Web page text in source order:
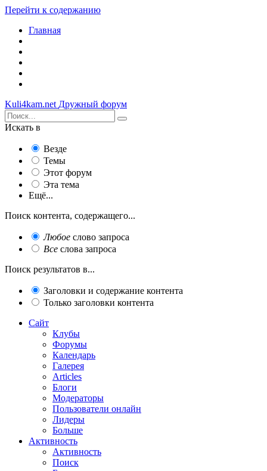
Перейти к содержанию
Главная
Kuli4kam.net Дружный форум
Искать в
Везде
Темы
Этот форум
Эта тема
Ещё...
Поиск контента, содержащего...
Любое слово запроса
Все слова запроса
Поиск результатов в...
Заголовки и содержание контента
Только заголовки контента
Сайт
Клубы
Форумы
Календарь
Галерея
Articles
Блоги
Модераторы
Пользователи онлайн
Лидеры
Больше
Активность
Активность
Поиск